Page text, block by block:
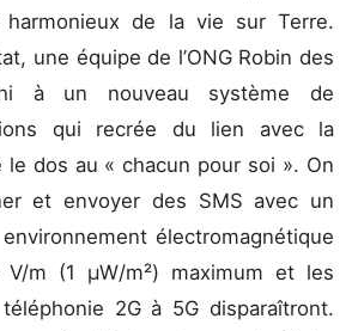
harmonieux de la vie sur Terre.
une équipe de l’ONG Robin des
à un nouveau système de
qui recrée du lien avec la
dos au « chacun pour soi ». On
et envoyer des SMS avec un
électromagnétique
m (1 μW/m²) maximum et les
2G à 5G disparaîtront.